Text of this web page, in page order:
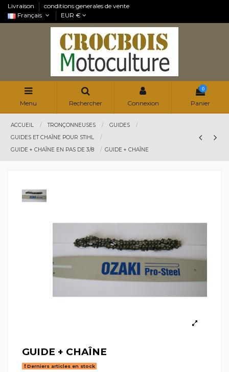
Livraison
conditions generales de vente
Français
EUR €
Menu Rechercher Connexion
0
Panier
ACCUEIL TRONÇONNEUSES
GUIDES
GUIDES ET CHAÎNE POUR STIHL
GUIDE + CHAÎNE EN PAS DE 3/8
GUIDE + CHAÎNE
GUIDE + CHAÎNE
Derniers articles en stock